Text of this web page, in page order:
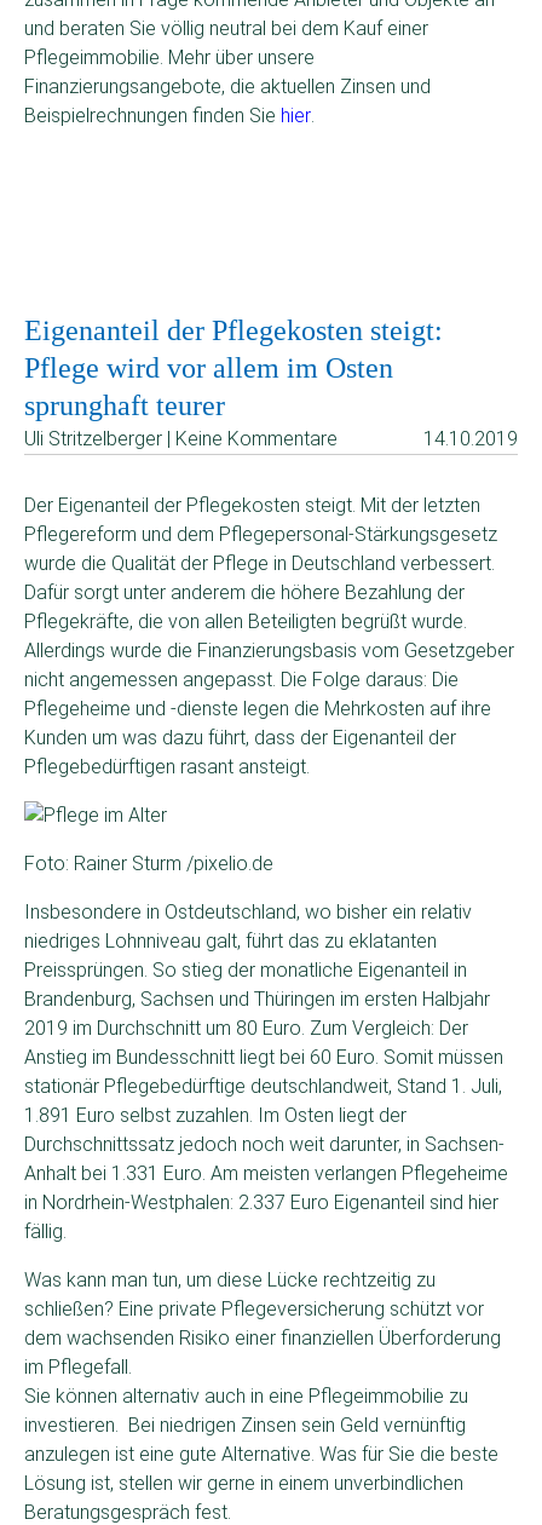
und beraten Sie völlig neutral bei dem Kauf einer
Pflegeimmobilie. Mehr über unsere
Finanzierungsangebote, die aktuellen Zinsen und
Beispielrechnungen finden Sie hier.
Eigenanteil der Pflegekosten steigt:
Pflege wird vor allem im Osten
sprunghaft teurer
Uli Stritzelberger | Keine Kommentare 14.10.2019
Der Eigenanteil der Pflegekosten steigt. Mit der letzten
Pflegereform und dem Pflegepersonal-Stärkungsgesetz
wurde die Qualität der Pflege in Deutschland verbessert.
Dafür sorgt unter anderem die höhere Bezahlung der
Pflegekräfte, die von allen Beteiligten begrüßt wurde.
Allerdings wurde die Finanzierungsbasis vom Gesetzgeber
nicht angemessen angepasst. Die Folge daraus: Die
Pflegeheime und -dienste legen die Mehrkosten auf ihre
Kunden um was dazu führt, dass der Eigenanteil der
Pflegebedürftigen rasant ansteigt.
Foto: Rainer Sturm /pixelio.de
Insbesondere in Ostdeutschland, wo bisher ein relativ
niedriges Lohnniveau galt, führt das zu eklatanten
Preissprüngen. So stieg der monatliche Eigenanteil in
Brandenburg, Sachsen und Thüringen im ersten Halbjahr
2019 im Durchschnitt um 80 Euro. Zum Vergleich: Der
Anstieg im Bundesschnitt liegt bei 60 Euro. Somit müssen
stationär Pflegebedürftige deutschlandweit, Stand 1. Juli,
1.891 Euro selbst zuzahlen. Im Osten liegt der
Durchschnittssatz jedoch noch weit darunter, in Sachsen-
Anhalt bei 1.331 Euro. Am meisten verlangen Pflegeheime
in Nordrhein-Westphalen: 2.337 Euro Eigenanteil sind hier
fällig.
Was kann man tun, um diese Lücke rechtzeitig zu
schließen? Eine private Pflegeversicherung schützt vor
dem wachsenden Risiko einer finanziellen Überforderung
im Pflegefall.
Sie können alternativ auch in eine Pflegeimmobilie zu
investieren. Bei niedrigen Zinsen sein Geld vernünftig
anzulegen ist eine gute Alternative. Was für Sie die beste
Lösung ist, stellen wir gerne in einem unverbindlichen
Beratungsgespräch fest.